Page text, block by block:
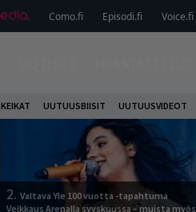
Como.fi Episodi.fi Voice.fi
KEIKAT UUTUUSBIISIT UUTUUSVIDEOT
2. Valtava Yle 100 vuotta -tapahtuma
Veikkaus Arenalla syyskuussa – muista myös